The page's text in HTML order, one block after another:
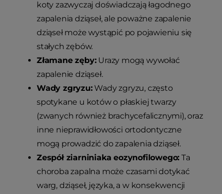
koty zazwyczaj doświadczają łagodnego
zapalenia dziąseł, ale poważne zapalenie
dziąseł może wystąpić po pojawieniu się
stałych zębów.
Złamane zęby:Urazy mogą wywołać
zapalenie dziąseł.
Wady zgryzu:Wady zgryzu, często
spotykane u kotów o płaskiej twarzy
(zwanych również brachycefalicznymi), oraz
inne nieprawidłowości ortodontyczne
mogą prowadzić do zapalenia dziąseł.
Zespół ziarniniaka eozynofilowego: Ta
choroba zapalna może czasami dotykać
warg, dziąseł, języka, a w konsekwencji